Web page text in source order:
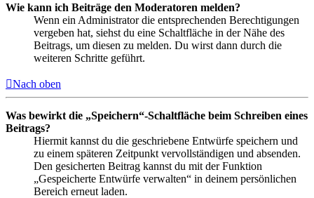
Wie kann ich Beiträge den Moderatoren melden?
Wenn ein Administrator die entsprechenden Berechtigungen
vergeben hat, siehst du eine Schaltfläche in der Nähe des
Beitrags, um diesen zu melden. Du wirst dann durch die
weiteren Schritte geführt.
Nach oben
Was bewirkt die „Speichern“-Schaltfläche beim Schreiben eines
Beitrags?
Hiermit kannst du die geschriebene Entwürfe speichern und
zu einem späteren Zeitpunkt vervollständigen und absenden.
Den gesicherten Beitrag kannst du mit der Funktion
„Gespeicherte Entwürfe verwalten“ in deinem persönlichen
Bereich erneut laden.